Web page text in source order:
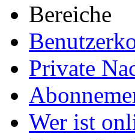
Bereiche
Private
Wer ist